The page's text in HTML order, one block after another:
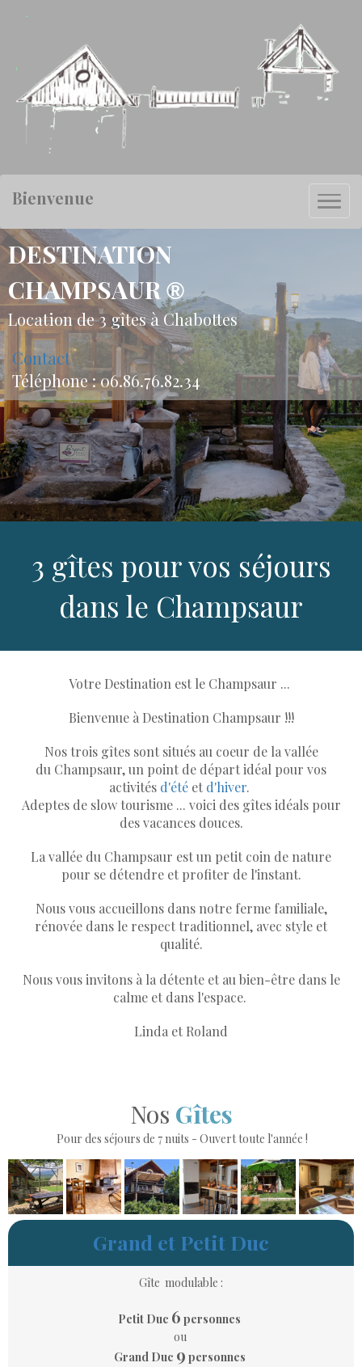
Bienvenue
DESTINATION
CHAMPSAUR®
Location de 3 gîtes à Chabottes
Contact
Téléphone : 06.86.76.82.34
3 gîtes pour vos séjours
dans le Champsaur
Votre Destination est le Champsaur ...
Bienvenue à Destination Champsaur !!!
Nos trois gîtes sont situés au coeur de la vallée
du Champsaur, un point de départ idéal pour vos
activités d'été et d'hiver.
Adeptes de slow tourisme ... voici des gîtes idéals pour
des vacances douces.
La vallée du Champsaur est un petit coin de nature
pour se détendre et profiter de l'instant.
Nous vous accueillons dans notre ferme familiale,
rénovée dans le respect traditionnel, avec style et
qualité.
Nous vous invitons à la détente et au bien-être dans le
calme et dans l'espace.
Linda et Roland
Nos Gîtes
Pour des séjours de 7 nuits - Ouvert toute l'année !
Grand et Petit Duc
Gîte modulable :
Petit Duc 6 personnes
ou
Grand Duc 9 personnes